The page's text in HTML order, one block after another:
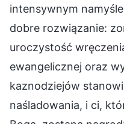
intensywnym
dobre rozwiązanie:
uroczystość
ewangelicznej oraz
kaznodziejów
naśladowania, i ci,